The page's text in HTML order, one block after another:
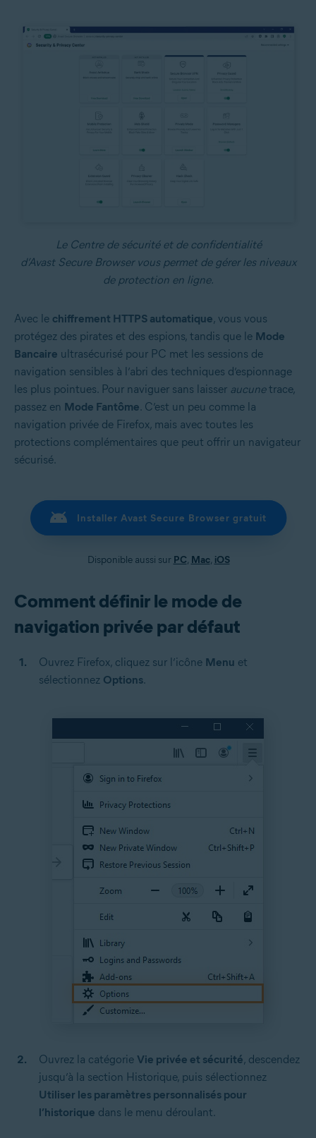
Le Centre de sécurité et de confidentialité
d’Avast Secure Browser vous permet de gérer les niveaux
de protection en ligne.
Avec le chiffrement HTTPS automatique, vous vous
protégez des pirates et des espions, tandis que le Mode
Bancaire ultrasécurisé pour PC met les sessions de
navigation sensibles à l’abri des techniques d’espionnage
les plus pointues. Pour naviguer sans laisser aucunetrace,
passez en Mode Fantôme. C’est un peu comme la
navigation privée de Firefox, mais avec toutes les
protections complémentaires que peut offrir un navigateur
sécurisé.
Installer Avast Secure Browser gratuit
Disponible aussi sur PC, Mac, iOS
Comment définir le mode de
navigation privée par défaut
Ouvrez Firefox, cliquez sur l’icône Menu et
sélectionnez Options.
Ouvrez la catégorie Vie privée et sécurité, descendez
jusqu’à la section Historique, puis sélectionnez
Utiliser les paramètres personnalisés pour
l’historique dans le menu déroulant.